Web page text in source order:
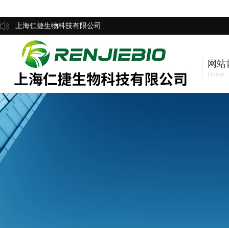
上海仁捷生物科技有限公司
网站
Home